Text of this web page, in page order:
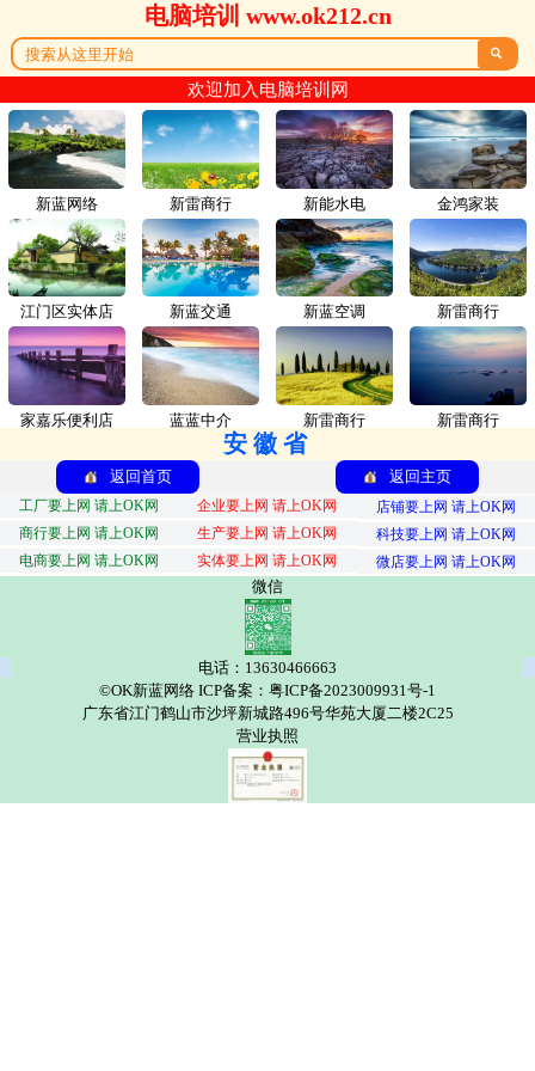
电脑培训 www.ok212.cn

欢迎加入电脑培训网
新蓝网络 新雷商行
江门区实体店 新蓝交通
家嘉乐便利店 蓝蓝中介
新能水电 金鸿家装
新蓝空调 新雷商行
新雷商行 新雷商行
安徽省
返回首页 返回主页
工厂要上网 请上OK网 企业要上网 请上OK网
店铺要上网 请上OK网
商行要上网 请上OK网
生产要上网 请上OK网
科技要上网 请上OK网
电商要上网 请上OK网
实体要上网 请上OK网 微店要上网 请上OK网
微信
电话：13630466663
©OK新蓝网络 ICP备案：粤ICP备2023009931号-1
广东省江门鹤山市沙坪新城路496号华苑大厦二楼2C25
营业执照